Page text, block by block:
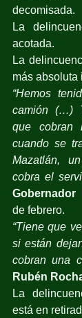
decomisada.
La
acotada.
La
más absoluta
“Hemos
camión (…)
que cobran
cuando se
Mazatlán,
cobra el
de febrero.
“Tiene que
si están
cobran una
Rubén
La
está en